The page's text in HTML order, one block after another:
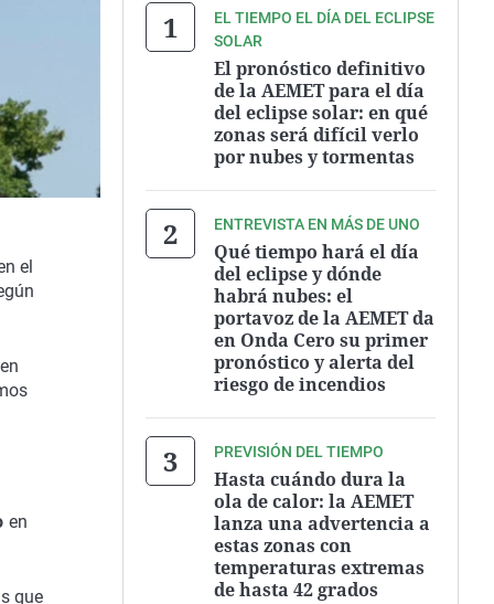
el
en
que
EL TIEMPO EL DÍA DEL ECLIPSE
SOLAR
El pronóstico definitivo
de la AEMET para el día
del eclipse solar: en qué
zonas será difícil verlo
por nubes y tormentas
ENTREVISTA EN MÁS DE UNO
Qué tiempo hará el día
del eclipse y dónde
habrá nubes: el
portavoz de la AEMET da
en Onda Cero su primer
pronóstico y alerta del
riesgo de incendios
PREVISIÓN DEL TIEMPO
Hasta cuándo dura la
ola de calor: la AEMET
lanza una advertencia a
estas zonas con
temperaturas extremas
de hasta 42 grados